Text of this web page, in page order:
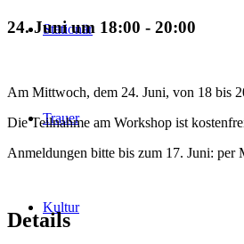
Stationär
Trauer
Kultur
24. Juni um 18:00 - 20:00
Am Mittwoch, dem 24. Juni, von 18 bis
Die Teilnahme am Workshop ist
Anmeldungen bitte bis zum 17. Juni: per
Details